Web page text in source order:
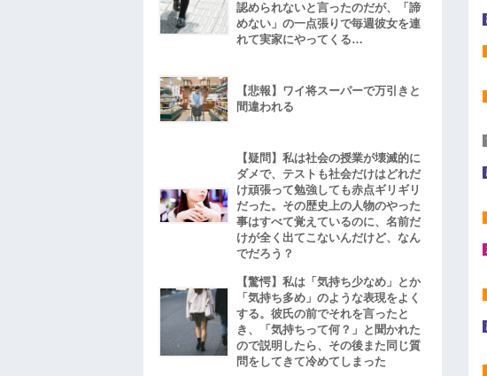
認められないと言ったのだが、「諦
めない」の一点張りで毎週彼女を連
れて実家にやってくる…
【悲報】ワイ将スーパーで万引きと
間違われる
【疑問】私は社会の授業が壊滅的に
ダメで、テストも社会だけはどれだ
け頑張って勉強しても赤点ギリギリ
だった。その歴史上の人物のやった
事はすべて覚えているのに、名前だ
けが全く出てこないんだけど、なん
でだろう？
【驚愕】私は「気持ち少なめ」とか
「気持ち多め」のような表現をよく
する。彼氏の前でそれを言ったと
き、「気持ちって何？」と聞かれた
ので説明したら、その後また同じ質
問をしてきて冷めてしまった